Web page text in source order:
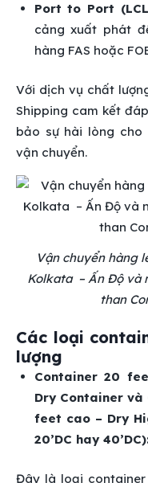
Port to Port
cảng xuất phát
hàng FAS hoặc
Với dịch vụ chất
Shipping cam kết
bảo sự hài lòng cho
vận chuyển.
Vận chuyển hàng
Kolkata – Ấn Độ và
than
Các loại
lượng
Container 20
Dry Container
feet cao – Dry
20’DC hay
Đây là loại container